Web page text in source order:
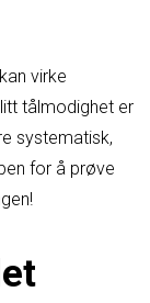
virke
tålmodighet er
systematisk,
for å prøve